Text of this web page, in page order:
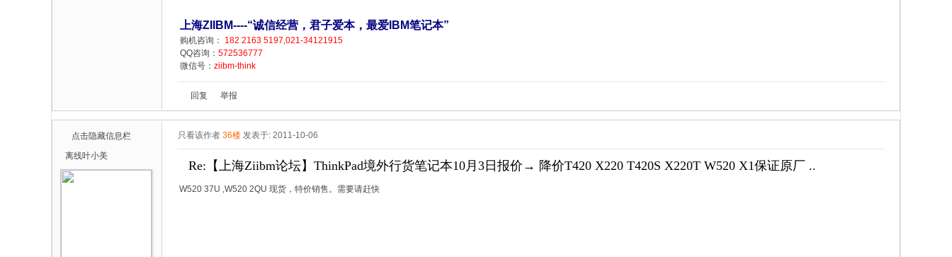
上海ZIIBM----“诚信经营，君子爱本，最爱IBM笔记本”
购机咨询：
182 2163 5197,021-34121915
QQ咨询： 572536777
微信号： ziibm-think
回复 举报
点击隐藏信息栏
离线叶小美
只看该作者 36楼 发表于: 2011-10-06
Re:【上海Ziibm论坛】ThinkPad境外行货笔记本10月3日报价→ 降价T420 X220 T420S X220T W520 X1保证原厂 ..
W520 37U ,W520 2QU 现货，特价销售。需要请赶快